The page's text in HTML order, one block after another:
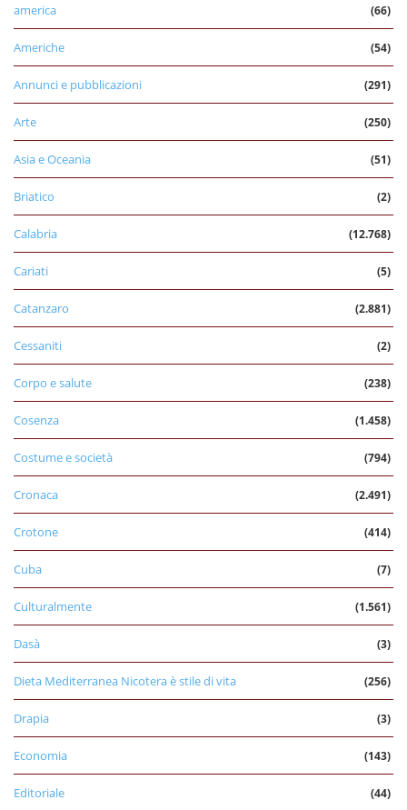
america (66)
Americhe (54)
Annunci e pubblicazioni (291)
Arte (250)
Asia e Oceania (51)
Briatico (2)
Calabria (12.768)
Cariati (5)
Catanzaro (2.881)
Cessaniti (2)
Corpo e salute (238)
Cosenza (1.458)
Costume e società (794)
Cronaca (2.491)
Crotone (414)
Cuba (7)
Culturalmente (1.561)
Dasà (3)
Dieta Mediterranea Nicotera è stile di vita (256)
Drapia (3)
Economia (143)
Editoriale (44)